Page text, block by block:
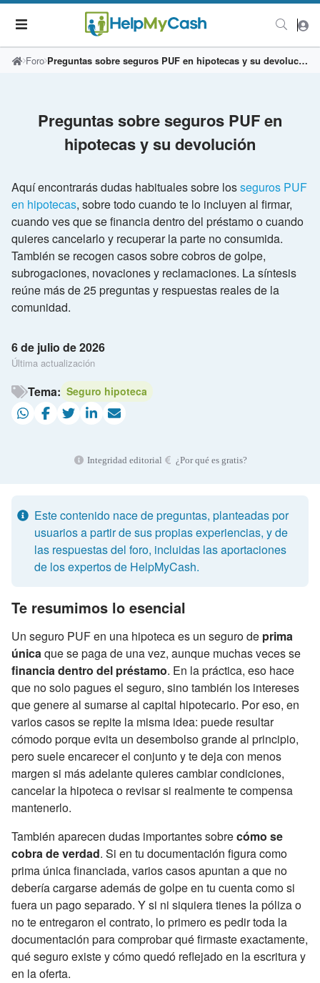
Foro Preguntas sobre seguros PUF en hipotecas y su devolución
Preguntas sobre seguros PUF en
hipotecas y su devolución
Aquí encontrarás dudas habituales sobre losseguros PUF
en hipotecas, sobre todo cuando te lo incluyen al firmar,
cuando ves que se financia dentro del préstamo o cuando
quieres cancelarlo y recuperar la parte no consumida.
También se recogen casos sobre cobros de golpe,
subrogaciones, novaciones y reclamaciones. La síntesis
reúne más de 25 preguntas y respuestas reales de la
comunidad.
6 de julio de 2026
Última actualización
Tema: Seguro hipoteca
Integridad editorial ¿Por qué es gratis?
Este contenido nace de preguntas, planteadas por
usuarios a partir de sus propias experiencias, y de
las respuestas del foro, incluidas las aportaciones
de los expertos de HelpMyCash.
Te resumimos lo esencial
Un seguro PUF en una hipoteca es un seguro de prima
únicaque se paga de una vez, aunque muchas veces se
financia dentro del préstamo. En la práctica, eso hace
que no solo pagues el seguro, sino también los intereses
que genere al sumarse al capital hipotecario. Por eso, en
varios casos se repite la misma idea: puede resultar
cómodo porque evita un desembolso grande al principio,
pero suele encarecer el conjunto y te deja con menos
margen si más adelante quieres cambiar condiciones,
cancelar la hipoteca o revisar si realmente te compensa
mantenerlo.
También aparecen dudas importantes sobrecómo se
cobra de verdad. Si en tu documentación figura como
prima única financiada, varios casos apuntan a que no
debería cargarse además de golpe en tu cuenta como si
fuera un pago separado. Y si ni siquiera tienes la póliza o
no te entregaron el contrato, lo primero es pedir toda la
documentación para comprobar qué firmaste exactamente,
qué seguro existe y cómo quedó reflejado en la escritura y
en la oferta.